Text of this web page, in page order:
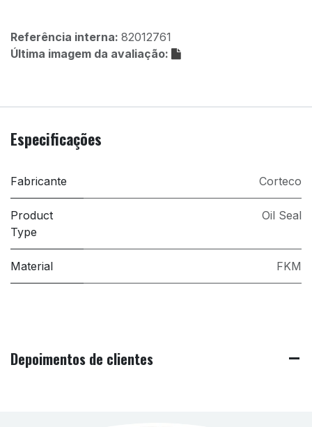
Referência interna: 82012761
Última imagem da avaliação:
Especificações
Fabricante Corteco
Product
Type
Oil Seal
Material FKM
Depoimentos de clientes